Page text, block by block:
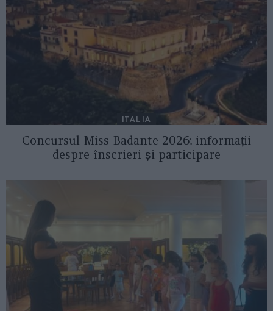
ITALIA
Concursul Miss Badante 2026: informații
despre înscrieri și participare